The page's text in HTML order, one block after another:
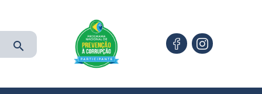
search